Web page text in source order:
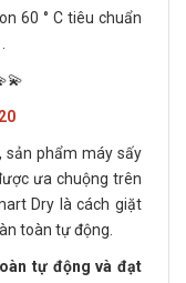
60 ° C tiêu chuẩn
sản phẩm máy sấy
ưa chuộng trên
Dry là cách giặt
toàn tự động.
tự động và đạt